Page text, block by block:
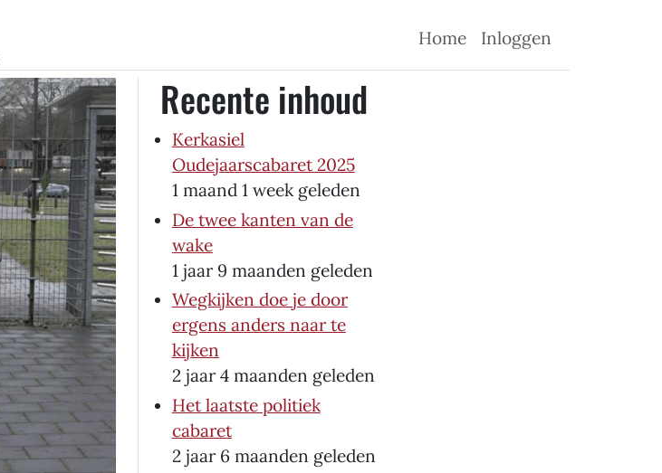
Hoofdnavigatie
Home Gebruikersmenu
Inloggen
Recente inhoud
Kerkasiel
Oudejaarscabaret 2025
1 maand 1 week geleden
De twee kanten van de
wake
1 jaar 9 maanden geleden
Wegkijken doe je door
ergens anders naar te
kijken
2 jaar 4 maanden geleden
Het laatste politiek
cabaret
2 jaar 6 maanden geleden